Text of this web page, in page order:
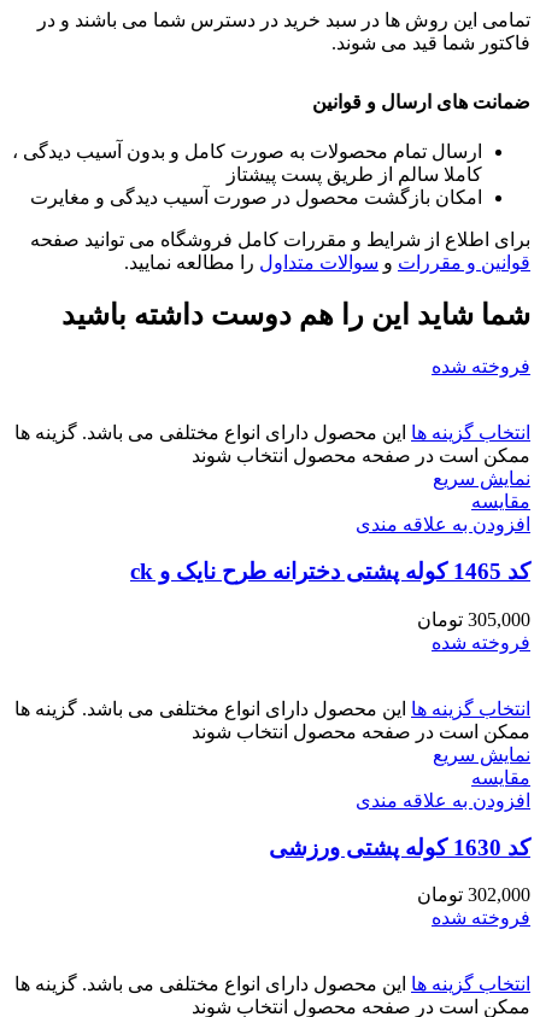
تمامی این روش ها در سبد خرید در دسترس شما می باشند و در
فاکتور شما قید می شوند.
ضمانت های ارسال و قوانین
ارسال تمام محصولات به صورت کامل و بدون آسیب دیدگی ،
کاملا سالم از طریق پست پیشتاز
امکان بازگشت محصول در صورت آسیب دیدگی و مغایرت
برای اطلاع از شرایط و مقررات کامل فروشگاه می توانید صفحه
قوانین و مقررات و سوالات متداول را مطالعه نمایید.
شما شاید این را هم دوست داشته باشید
فروخته شده
انتخاب گزینه ها این محصول دارای انواع مختلفی می باشد. گزینه ها
ممکن است در صفحه محصول انتخاب شوند
نمایش سریع
مقايسه
افزودن به علاقه مندی
کد 1465 کوله پشتی دخترانه طرح نایک و ck
305,000 تومان
فروخته شده
انتخاب گزینه ها این محصول دارای انواع مختلفی می باشد. گزینه ها
ممکن است در صفحه محصول انتخاب شوند
نمایش سریع
مقايسه
افزودن به علاقه مندی
کد 1630 کوله پشتی ورزشی
302,000 تومان
فروخته شده
انتخاب گزینه ها این محصول دارای انواع مختلفی می باشد. گزینه ها
ممکن است در صفحه محصول انتخاب شوند